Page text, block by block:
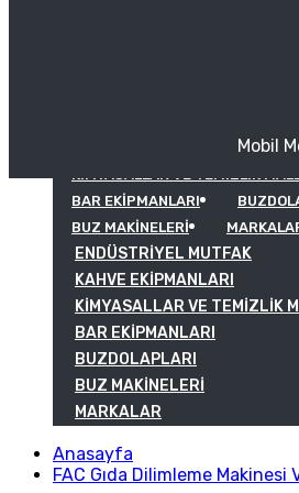
KIMYASALLAR VE TEMIZLIK
BAR EKIPMANLARI
BUZ MAKINELERI
Mobil
ENDÜSTRIYEL MUTFAK
KAHVE EKIPMANLARI
KIMYASALLAR VE TEMIZLIK
BAR EKIPMANLARI
BUZDOLAPLARI
BUZ MAKINELERI
MARKALAR
Anasayfa
FAC Gıda Dilimleme Makinesi